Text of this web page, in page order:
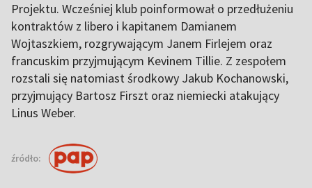
Projektu. Wcześniej klub poinformował o przedłużeniu
kontraktów z libero i kapitanem Damianem
Wojtaszkiem, rozgrywającym Janem Firlejem oraz
francuskim przyjmującym Kevinem Tillie. Z zespołem
rozstali się natomiast środkowy Jakub Kochanowski,
przyjmujący Bartosz Firszt oraz niemiecki atakujący
Linus Weber.
źródło: